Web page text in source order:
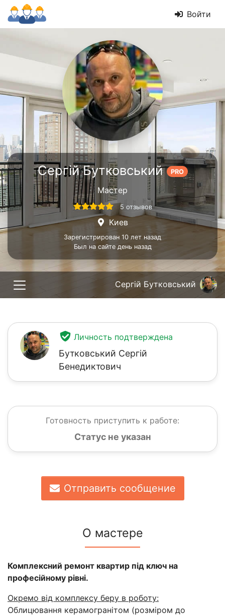
Войти
Сергій Бутковський PRO
Мастер
5 отзывов
Киев
Зарегистрирован 10 лет назад
Был на сайте день назад
Сергій Бутковський
Личность подтверждена
Бутковський Сергій
Бенедиктович
Готовность приступить к работе:
Статус не указан
Отправить сообщение
О мастере
Комплексний ремонт квартир під ключ на
професійному рівні.
Окремо від комплексу беру в роботу:
Облицювання керамогранітом (розміром до